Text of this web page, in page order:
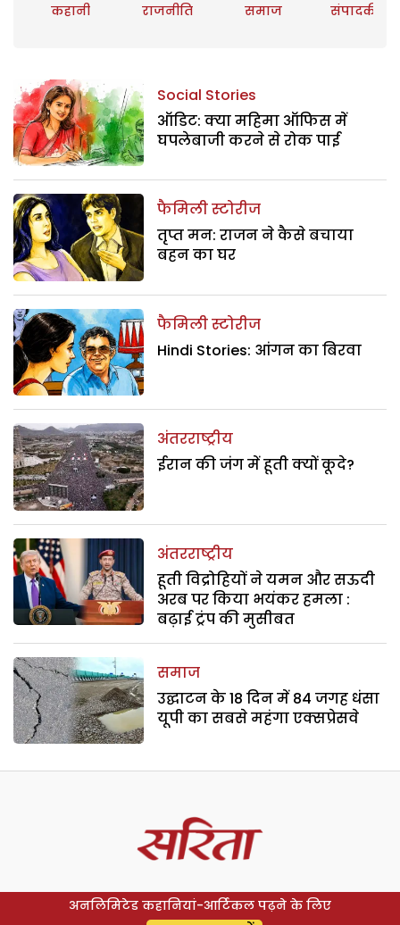
कहानी राजनीति समाज संपादकीय
Social Stories
ऑडिट: क्या महिमा ऑफिस में
घपलेबाजी करने से रोक पाई
फैमिली स्टोरीज
तृप्त मन: राजन ने कैसे बचाया
बहन का घर
फैमिली स्टोरीज
Hindi Stories: आंगन का बिरवा
अंतरराष्ट्रीय
ईरान की जंग में हूती क्यों कूदे?
अंतरराष्ट्रीय
हूती विद्रोहियों ने यमन और सऊदी
अरब पर किया भयंकर हमला :
बढ़ाई ट्रंप की मुसीबत
समाज
उद्घाटन के 18 दिन में 84 जगह धंसा
यूपी का सबसे महंगा एक्सप्रेसवे
अनलिमिटेड कहानियां-आर्टिकल पढ़ने के लिए